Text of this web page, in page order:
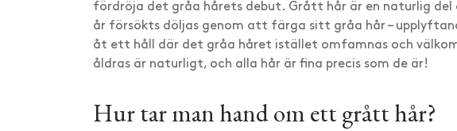
fördröja det gråa hårets debut. Grått hår är en naturlig del
år försökts döljas genom att färga sitt gråa hår –
åt ett håll där det gråa håret istället omfamnas och
åldras är naturligt, och alla hår är fina precis som de är!
Hur tar man hand om ett grått hår?